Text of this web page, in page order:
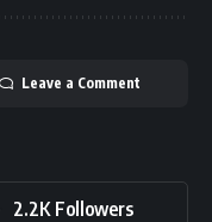
Leave a Comment
2.2K Followers